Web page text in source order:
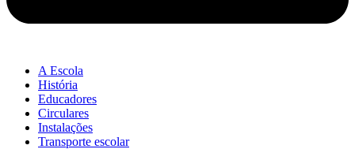
A Escola
História
Educadores
Circulares
Instalações
Transporte escolar